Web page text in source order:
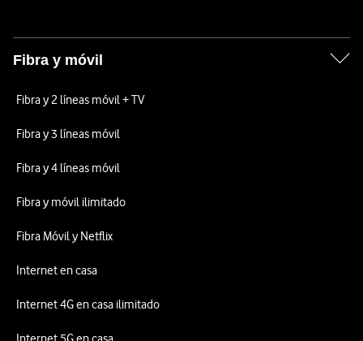
Fibra y móvil
Fibra y 2 líneas móvil + TV
Fibra y 3 líneas móvil
Fibra y 4 líneas móvil
Fibra y móvil ilimitado
Fibra Móvil y Netflix
Internet en casa
Internet 4G en casa ilimitado